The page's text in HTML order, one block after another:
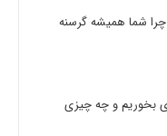
چرا شما همیشه گرسنه
بخوریم و چه چیزی